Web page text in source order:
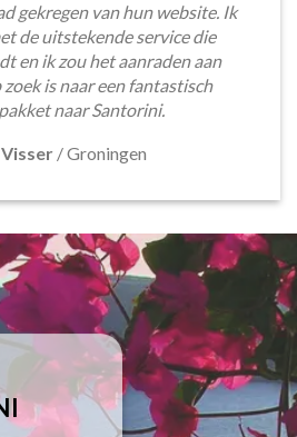
gekregen van hun website. Ik
de uitstekende service die
en ik zou het aanraden aan
is naar een fantastisch
naar Santorini.
/Groningen